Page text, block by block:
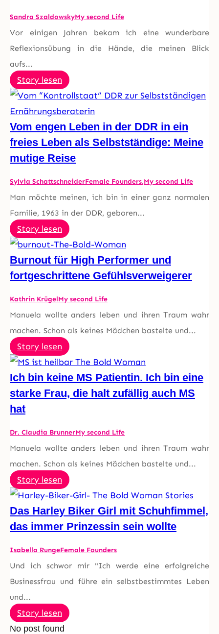
Sandra SzaldowskyMy second Life
Vor einigen Jahren bekam ich eine wunderbare
Reflexionsübung in die Hände, die meinen Blick
aufs...
Story lesen
Vom engen Leben in der DDR in ein
freies Leben als Selbstständige: Meine
mutige Reise
Sylvia SchattschneiderFemale Founders,My second Life
Man möchte meinen, ich bin in einer ganz normalen
Familie, 1963 in der DDR, geboren...
Story lesen
Burnout für High Performer und
fortgeschrittene Gefühlsverweigerer
Kathrin KrügelMy second Life
Manuela wollte anders leben und ihren Traum wahr
machen. Schon als keines Mädchen bastelte und...
Story lesen
Ich bin keine MS Patientin. Ich bin eine
starke Frau, die halt zufällig auch MS
hat
Dr. Claudia BrunnerMy second Life
Manuela wollte anders leben und ihren Traum wahr
machen. Schon als keines Mädchen bastelte und...
Story lesen
Das Harley Biker Girl mit Schuhfimmel,
das immer Prinzessin sein wollte
Isabella RungeFemale Founders
Und ich schwor mir "Ich werde eine erfolgreiche
Businessfrau und führe ein selbstbestimmtes Leben
und...
Story lesen
No post found